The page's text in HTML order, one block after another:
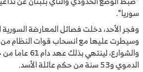
سوريا".
وفجر الأحد، دخلت فصائل المعارضة
وسيطرت عليها مع انسحاب قوات النظام
والشوارع،
الدموي و53 سنة من حكم عائلة الأسد.